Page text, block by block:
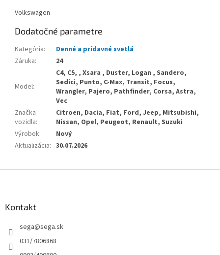
Volkswagen
Dodatočné parametre
Kategória:
Denné a prídavné svetlá
Záruka: 24
Model:
C4, C5, , Xsara , Duster, Logan , Sandero,
Sedici, Punto, C-Max, Transit, Focus,
Wrangler, Pajero, Pathfinder, Corsa, Astra,
Vec
Značka
vozidla:
Citroen, Dacia, Fiat, Ford, Jeep, Mitsubishi,
Nissan, Opel, Peugeot, Renault, Suzuki
Výrobok:
Nový
Aktualizácia: 30.07.2026
Kontakt
sega@sega.sk
031/7806868